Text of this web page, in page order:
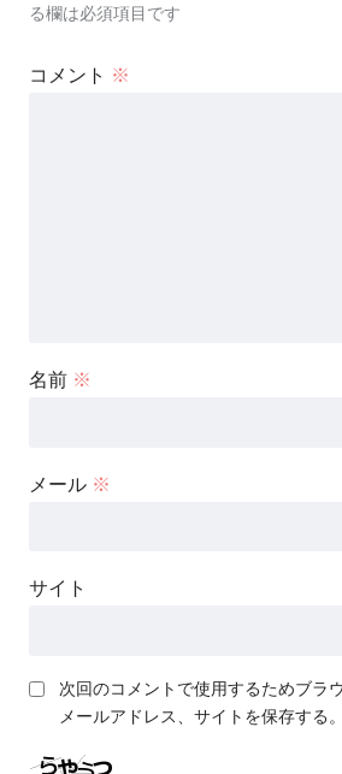
る欄は必須項目です
コメント ※
名前 ※
メール ※
サイト
次回のコメントで使用するためブラ
メールアドレス、サイトを保存する。